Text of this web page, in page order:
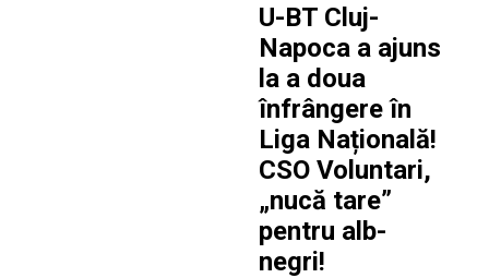
titlul”
U-BT Cluj-
Napoca a ajuns
la a doua
înfrângere în
Liga Națională!
CSO Voluntari,
„nucă tare”
pentru alb-
negri!